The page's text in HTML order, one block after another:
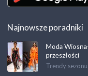
Najnowsze poradniki
Moda
przeszłości
Trendy sezonu